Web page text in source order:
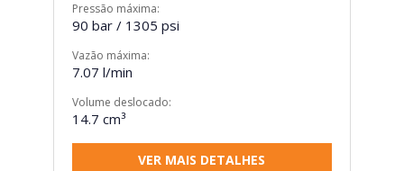
Pressão máxima:
90 bar / 1305 psi
Vazão máxima:
7.07 l/min
Volume deslocado:
14.7 cm³
VER MAIS DETALHES